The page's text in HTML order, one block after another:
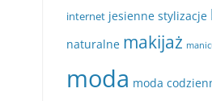
internet jesienne stylizacje
naturalne makijaż
moda moda